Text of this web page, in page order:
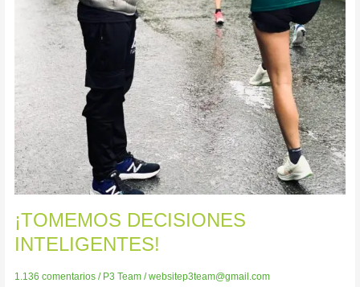
¡TOMEMOS DECISIONES
INTELIGENTES!
1.136 comentarios / P3 Team /websitep3team@gmail.com